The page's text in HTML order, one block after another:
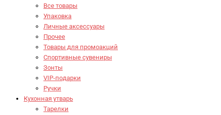
Все товары
Упаковка
Личные аксессуары
Прочее
Товары для промоакций
Спортивные сувениры
Зонты
VIP-подарки
Ручки
Кухонная утварь
Тарелки